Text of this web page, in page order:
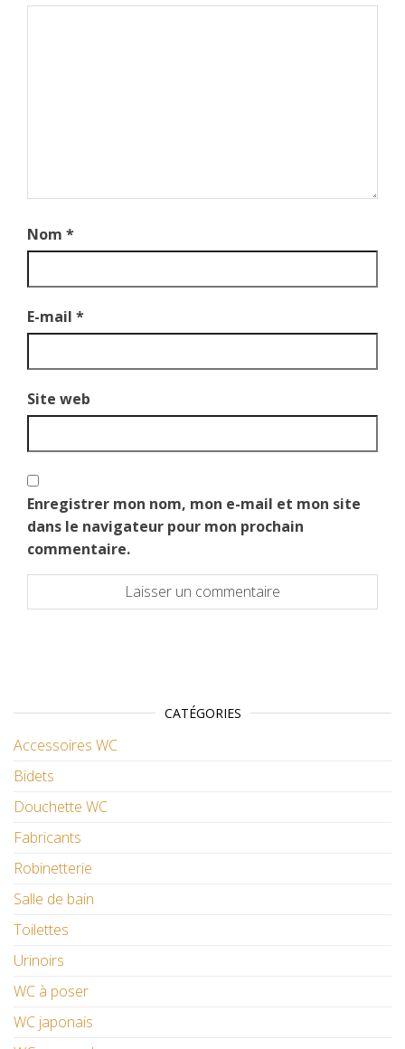
Nom *
E-mail *
Site web
Enregistrer mon nom, mon e-mail et mon site
dans le navigateur pour mon prochain
commentaire.
CATÉGORIES
Accessoires WC
Bidets
Douchette WC
Fabricants
Robinetterie
Salle de bain
Toilettes
Urinoirs
WC à poser
WC japonais